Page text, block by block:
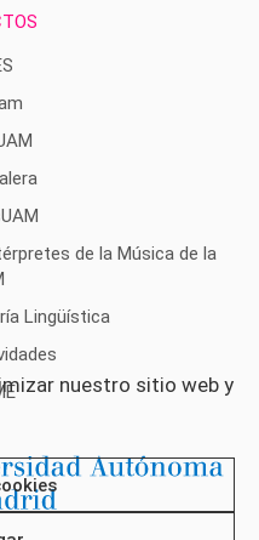
nuestro sitio web y
de la Música de la
Lingüística